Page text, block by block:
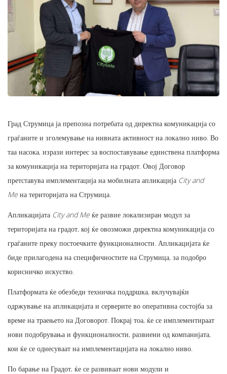
Град Струмица ја препозна потребата од директна комуникација со
граѓаните и зголемување на нивната активност на локално ниво. Во
таа насока, изрази интерес за воспоставување единствена платформа
за комуникација на територијата на градот. Овој Договор
претставува имплементација на мобилната апликација City and
Me на територијата на Струмица.
Апликацијата City and Me ќе развие локализиран модул за
територијата на градот, кој ќе овозможи директна комуникација со
граѓаните преку постоечките функционалности. Апликацијата ќе
биде прилагодена на специфичностите на Струмица, за подобро
корисничко искуство.
Платформата ќе обезбеди техничка поддршка, вклучувајќи
одржување на апликацијата и серверите во оперативна состојба за
време на траењето на Договорот. Покрај тоа, ќе се имплементираат
нови подобрувања и функционалности, развиени од компанијата,
кои ќе се однесуваат на имплементацијата на локално ниво.
По барање на Градот, ќе се развиваат нови модули и